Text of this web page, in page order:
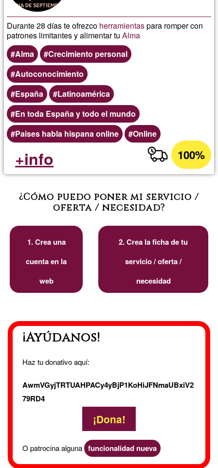
Durante 28 días te ofrezco herramientaspara romper con
patrones limitantes y alimentar tuAlma
Alma
Crecimiento personal
Autoconocimiento
España
Latinoamérica
En toda España y todo el mundo
Paises habla hispana online
Online
100%
+info
¿Cómo puedo poner mi servicio /
oferta / necesidad?
1. Crea una
cuenta en la
web
2. Crea la ficha de tu
servicio / oferta /
necesidad
¡Ayúdanos!
Haz tu donativo aquí:
AwmVGyjTRTUAHPACy4yBjP1KoHiJFNmaUBxiV2
79RD4
¡Dona!
O patrocina alguna funcionalidad nueva